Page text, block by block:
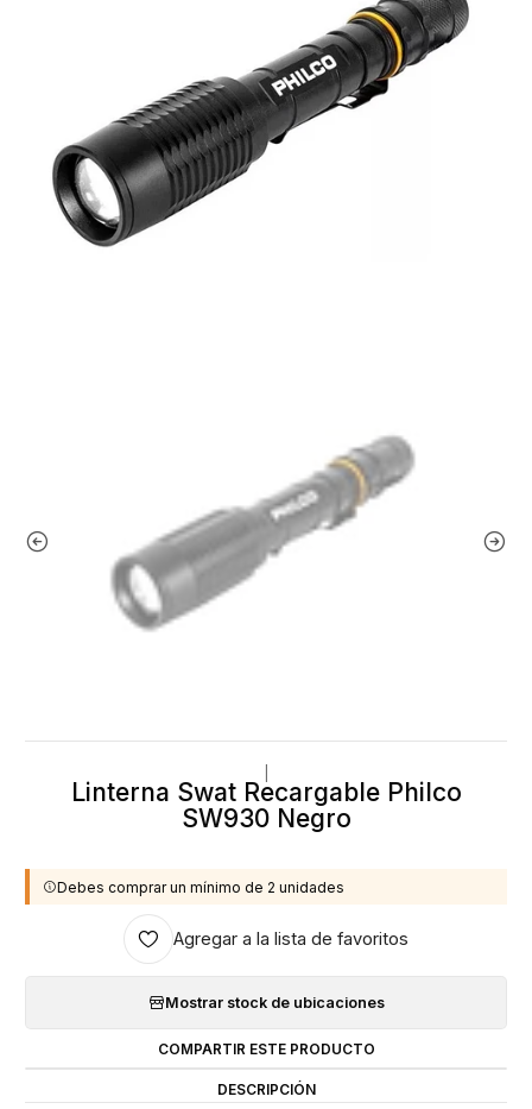
Linterna Swat Recargable Philco
SW930 Negro
Debes comprar un mínimo de 2 unidades
Agregar a la lista de favoritos
Mostrar stock de ubicaciones
COMPARTIR ESTE PRODUCTO
DESCRIPCIÓN